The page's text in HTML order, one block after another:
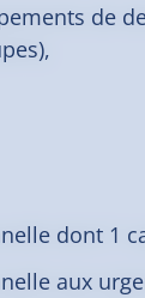
de
dont 1
aux